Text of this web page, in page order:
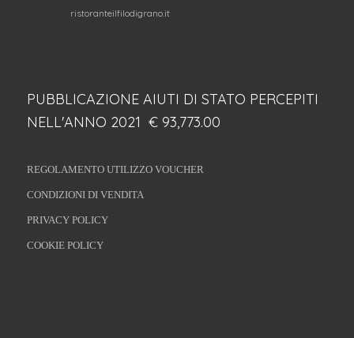
ristoranteilfilodigrano.it
PUBBLICAZIONE AIUTI DI STATO PERCEPITI
NELL'ANNO 2021 € 93,773.00
REGOLAMENTO UTILIZZO VOUCHER
CONDIZIONI DI VENDITA
PRIVACY POLICY
COOKIE POLICY